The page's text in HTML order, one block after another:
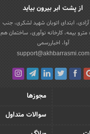
از پشت ابر بیرون بیاید
ابتدای اتوبان شهید لشکری، جنب
مترو بیمه، کارخانه نوآوری، ساختمان هم
آوا، اخباررسمی
support@akhbarrasmi.com
مجوزها
سوالات متداول